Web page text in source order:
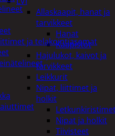
Allaskaapit, hanat ja
tarvikkeet
Hanat
Kaapistot
Hajulukot, kaivot ja
tarvikkeet
Leikkurit
Nipat, liittimet ja
holkit
Nipat ja holkit
Tiivisteet
ja telakointiasemat